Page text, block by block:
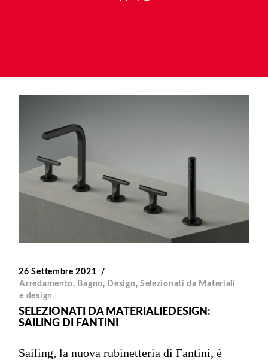
26 Settembre 2021
Arredamento, Bagno, Design, Selezionati da Materiali
e design
SELEZIONATI DA MATERIALIEDESIGN:
SAILING DI FANTINI
Sailing, la nuova rubinetteria di Fantini, è